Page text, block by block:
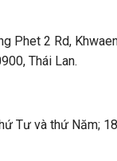
Phet 2 Rd,
Thái Lan.
Tư và thứ Năm;